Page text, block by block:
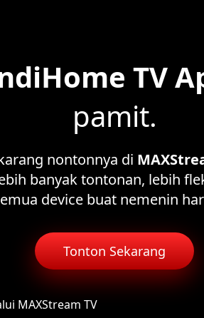
TV
pamit.
nontonnya di
banyak tontonan, lebih
device buat nemenin
Tonton Sekarang
MAXStream TV